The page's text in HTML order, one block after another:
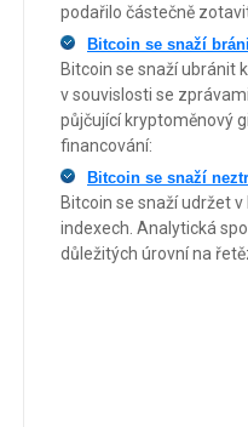
podařilo částečně
Bitcoin se snaží
Bitcoin se snaží ubránit
v souvislosti se
půjčující kryptoměnový
financování:
Bitcoin se snaží
Bitcoin se snaží udržet
indexech. Analytická
důležitých úrovní na